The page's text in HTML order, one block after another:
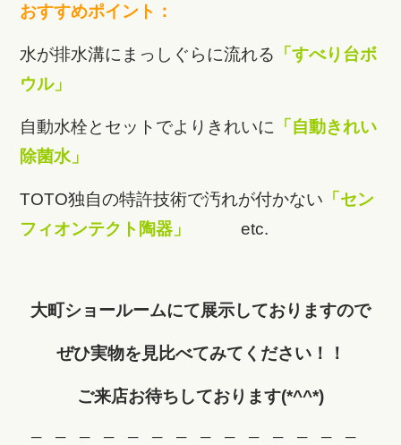
おすすめポイント：
水が排水溝にまっしぐらに流れる
「すべり台ボ
ウル」
自動水栓とセットでよりきれいに
「自動きれい
除菌水」
TOTO独自の特許技術で汚れが付かない 「セン
フィオンテクト陶器」
etc.
大町ショールームにて展示しておりますので
ぜひ実物を見比べてみてください！！
ご来店お待ちしております(*^^*)
─ ─ ─ ─ ─ ─ ─ ─ ─ ─ ─ ─ ─ ─